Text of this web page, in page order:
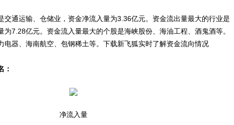
通运输、仓储业，资金净流入量为3.36亿元。资金流出量最大的行业是
为7.28亿元。资金流入量最大的个股是海峡股份、海油工程、酒鬼酒等。
电器、海南航空、包钢稀土等。下载新飞狐实时了解资金流向情况
：
净流入量